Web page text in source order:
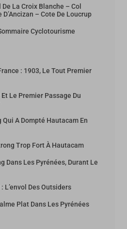
La Croix Blanche – Col
D’Ancizan – Cote De Loucrup
Cyclotourisme
: 1903, Le Tout Premier
Le Premier Passage Du
A Dompté Hautacam En
Trop Fort À Hautacam
Dans Les Pyrénées, Durant Le
L’envol Des Outsiders
Plat Dans Les Pyrénées